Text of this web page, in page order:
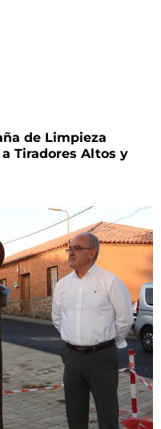
de Limpieza
Tiradores Altos y